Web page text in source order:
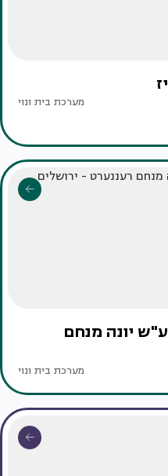
מערכת בית ונוי
יונה מנחם
מערכת בית ונוי